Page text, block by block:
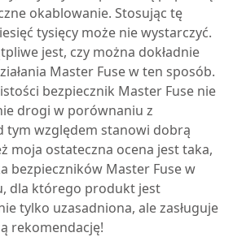
okablowanie. Stosując tę
tysięcy może nie wystarczyć.
jest, czy można dokładnie
Master Fuse w ten sposób.
bezpiecznik Master Fuse nie
drogi w porównaniu z
tym względem stanowi dobrą
moja ostateczna ocena jest taka,
bezpieczników Master Fuse w
dla którego produkt jest
tylko uzasadniona, ale zasługuje
rekomendację!